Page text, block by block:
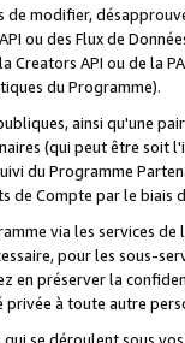
modifier,
ou des Flux de
API ou de la
du Programme).
ainsi qu'une
(qui peut être soit
du Programme
Compte par le biais
via les services
pour les sous-
en préserver la
à toute autre
se déroulent sous